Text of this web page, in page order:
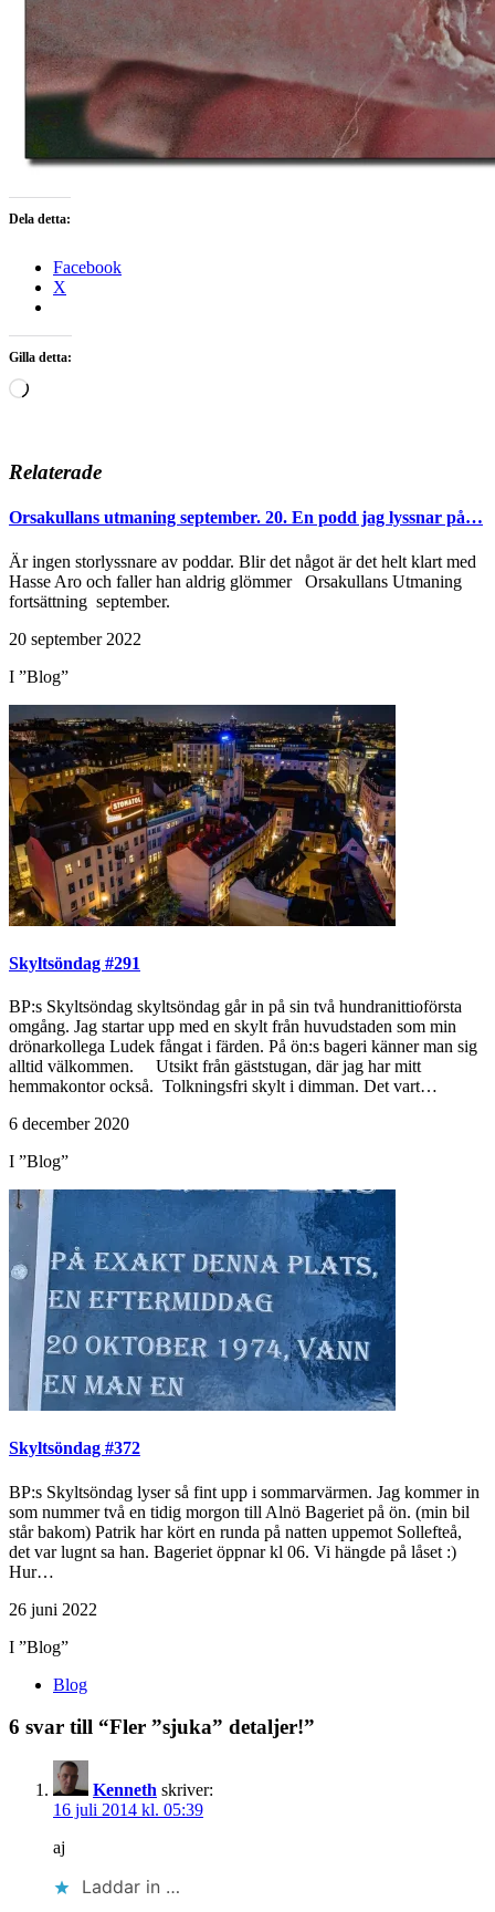
Dela detta:
Facebook
X
Gilla detta:
Laddar
Relaterade
Orsakullans utmaning september. 20. En podd jag lyssnar på…
Är ingen storlyssnare av poddar. Blir det något är det helt klart med
Hasse Aro och faller han aldrig glömmer Orsakullans Utmaning
fortsättning september.
20 september 2022
I ”Blog”
Skyltsöndag #291
BP:s Skyltsöndag skyltsöndag går in på sin två hundranittioförsta
omgång. Jag startar upp med en skylt från huvudstaden som min
drönarkollega Ludek fångat i färden. På ön:s bageri känner man sig
alltid välkommen. Utsikt från gäststugan, där jag har mitt
hemmakontor också. Tolkningsfri skylt i dimman. Det vart…
6 december 2020
I ”Blog”
Skyltsöndag #372
BP:s Skyltsöndag lyser så fint upp i sommarvärmen. Jag kommer in
som nummer två en tidig morgon till Alnö Bageriet på ön. (min bil
står bakom) Patrik har kört en runda på natten uppemot Sollefteå,
det var lugnt sa han. Bageriet öppnar kl 06. Vi hängde på låset :)
Hur…
26 juni 2022
I ”Blog”
Blog
6 svar till “Fler ”sjuka” detaljer!”
Kenneth skriver:
16 juli 2014 kl. 05:39
aj
Laddar in …